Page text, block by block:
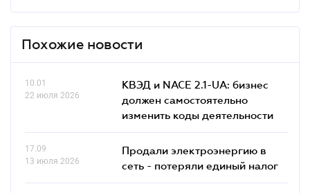
Похожие новости
10.01
22 июля 2026
КВЭД и NACE 2.1-UA: бизнес
должен самостоятельно
изменить коды деятельности
17.09
13 июля 2026
Продали электроэнергию в
сеть - потеряли единый налог